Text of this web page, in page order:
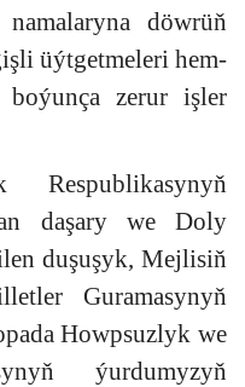
döwrüň
üýtgetmeleri hem-
boýunça zerur işler
daşary we Doly
duşuşyk, Mejlisiň
Guramasynyň
Howpsuzlyk we
ýurdumyzyň